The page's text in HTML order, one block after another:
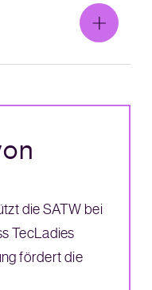
die SATW bei
TecLadies
fördert die